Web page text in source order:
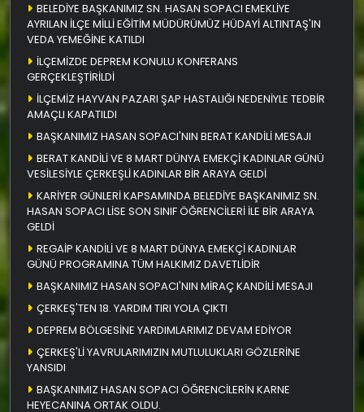
BELEDİYE BAŞKANIMIZ SN. HASAN SOPACI EMEKLİYE
AYRILAN İLÇE MİLLİ EĞİTİM MÜDÜRÜMÜZ HÜDAYİ ALTINTAŞ'IN
VEDA YEMEĞİNE KATILDI
İLÇEMİZDE DEPREM KONULU KONFERANS
GERÇEKLEŞTİRİLDİ
İLÇEMİZ HAYVAN PAZARI ŞAP HASTALIĞI NEDENİYLE TEDBİR
AMAÇLI KAPATILDI
BAŞKANIMIZ HASAN SOPACI'NIN BERAT KANDİLİ MESAJI
BERAT KANDİLİ VE 8 MART DÜNYA EMEKÇİ KADINLAR GÜNÜ
VESİLESİYLE ÇERKEŞLİ KADINLAR BİR ARAYA GELDİ
KARİYER GÜNLERİ KAPSAMINDA BELEDİYE BAŞKANIMIZ SN.
HASAN SOPACI LİSE SON SINIF ÖĞRENCİLERİ İLE BİR ARAYA
GELDİ
REGAİP KANDİLİ VE 8 MART DÜNYA EMEKÇİ KADINLAR
GÜNÜ PROGRAMINA TÜM HALKIMIZ DAVETLİDİR
BAŞKANIMIZ HASAN SOPACI'NIN MİRAÇ KANDİLİ MESAJI
ÇERKEŞ'TEN 18. YARDIM TIRI YOLA ÇIKTI
DEPREM BÖLGESİNE YARDIMLARIMIZ DEVAM EDİYOR
ÇERKEŞ'Lİ YAVRULARIMIZIN MUTLULUKLARI GÖZLERİNE
YANSIDI
BAŞKANIMIZ HASAN SOPACI ÖĞRENCİLERİN KARNE
HEYECANINA ORTAK OLDU.